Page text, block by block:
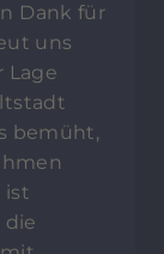
Dank für
uns
Lage
bemüht,
ist
die